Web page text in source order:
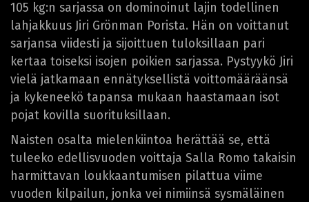
105 kg:n sarjassa on dominoinut lajin todellinen
lahjakkuus Jiri Grönman Porista. Hän on voittanut
sarjansa viidesti ja sijoittuen tuloksillaan pari
kertaa toiseksi isojen poikien sarjassa. Pystyykö Jiri
vielä jatkamaan ennätyksellistä voittomääräänsä
ja kykeneekö tapansa mukaan haastamaan isot
pojat kovilla suorituksillaan.
Naisten osalta mielenkiintoa herättää se, että
tuleeko edellisvuoden voittaja Salla Romo takaisin
harmittavan loukkaantumisen pilattua viime
vuoden kilpailun, jonka vei nimiinsä sysmäläinen